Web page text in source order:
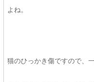
よね。
猫のひっかき傷ですので、